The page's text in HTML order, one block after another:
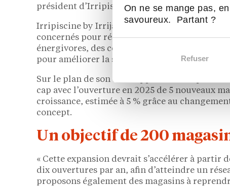
On ne se mange pas,
savoureux. Partant ?
Refuser
président d’Irripiscine.
Irripiscine by Irrijardin prévoit d’ailleurs
concernés pour répondre aux enjeux
énergivores, des coffrets variateurs
pour améliorer la sécurité et limiter la
Sur le plan de son développement,
cap avec l’ouverture en 2025 de 5 nouveaux
croissance, estimée à 5 % grâce au
concept.
Un objectif de 200
« Cette expansion devrait s’accélérer à partir
dix ouvertures par an, afin d’atteindre un
proposons également des magasins à